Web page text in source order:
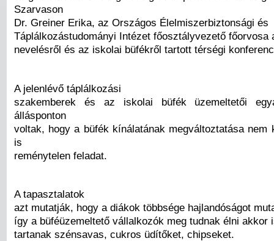
Szarvason
Dr. Greiner Erika, az Országos Élelmiszerbiztonsági és
Táplálkozástudományi Intézet főosztályvezető főorvosa
nevelésről és az iskolai büfékről tartott térségi
A jelenlévő táplálkozási
szakemberek és az iskolai büfék üzemeltetői
állásponton
voltak, hogy a büfék kínálatának megváltoztatása nem
is
reménytelen feladat.
A tapasztalatok
azt mutatják, hogy a diákok többsége hajlandóságot
így a büféüzemeltető vállalkozók meg tudnak élni akkor
tartanak szénsavas, cukros üdítőket, chipseket.